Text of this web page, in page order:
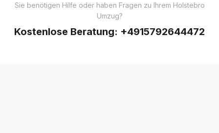
Sie benötigen Hilfe oder haben Fragen zu Ihrem Holstebro
Umzug?
Kostenlose Beratung: +4915792644472